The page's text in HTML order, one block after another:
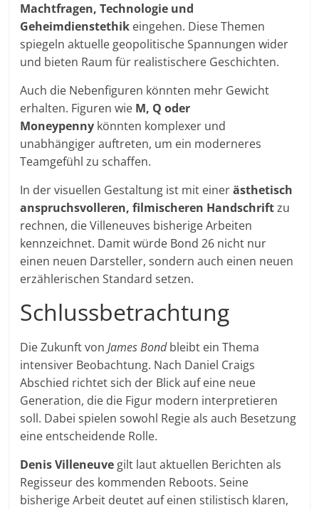
Machtfragen, Technologie und
Geheimdienstethik eingehen. Diese Themen
spiegeln aktuelle geopolitische Spannungen wider
und bieten Raum für realistischere Geschichten.
Auch die Nebenfiguren könnten mehr Gewicht
erhalten. Figuren wie M, Q oder
Moneypenny könnten komplexer und
unabhängiger auftreten, um ein moderneres
Teamgefühl zu schaffen.
In der visuellen Gestaltung ist mit einerästhetisch
anspruchsvolleren, filmischeren Handschriftzu
rechnen, die Villeneuves bisherige Arbeiten
kennzeichnet. Damit würde Bond 26 nicht nur
einen neuen Darsteller, sondern auch einen neuen
erzählerischen Standard setzen.
Schlussbetrachtung
Die Zukunft vonJames Bondbleibt ein Thema
intensiver Beobachtung. Nach Daniel Craigs
Abschied richtet sich der Blick auf eine neue
Generation, die die Figur modern interpretieren
soll. Dabei spielen sowohl Regie als auch Besetzung
eine entscheidende Rolle.
Denis Villeneuve gilt laut aktuellen Berichten als
Regisseur des kommenden Reboots. Seine
bisherige Arbeit deutet auf einen stilistisch klaren,